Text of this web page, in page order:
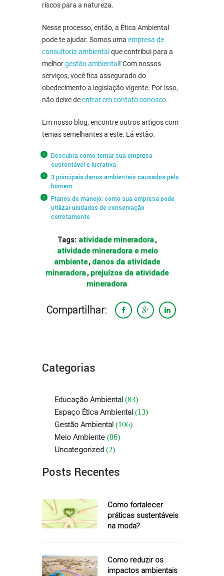
riscos para a natureza.
Nesse processo, então, a Ética Ambiental
pode te ajudar. Somos uma empresa de
consultoria ambientalque contribui para a
melhorgestão ambiental! Com nossos
serviços, você fica assegurado do
obedecimento a legislação vigente. Por isso,
não deixe deentrar em contato conosco.
Em nosso blog, encontre outros artigos com
temas semelhantes a este. Lá estão:
Descubra como tornar sua empresa
sustentável e lucrativa
3 principais danos ambientais causados pelo
homem
Planos de manejo: como sua empresa pode
utilizar unidades de conservação
corretamente
Tags: atividade mineradora,
atividade mineradora e meio
ambiente, danos da atividade
mineradora, prejuízos da atividade
mineradora
Compartilhar:
Categorias
Educação Ambiental (83)
Espaço Ética Ambiental (13)
Gestão Ambiental (106)
Meio Ambiente (86)
Uncategorized (2)
Posts Recentes
Como fortalecer
práticas sustentáveis
na moda?
Como reduzir os
impactos ambientais